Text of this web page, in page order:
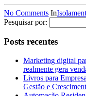
No Comments In
Pesquisar por:
Posts recentes
Marketing digital
realmente gera
Livros para
Gestão e